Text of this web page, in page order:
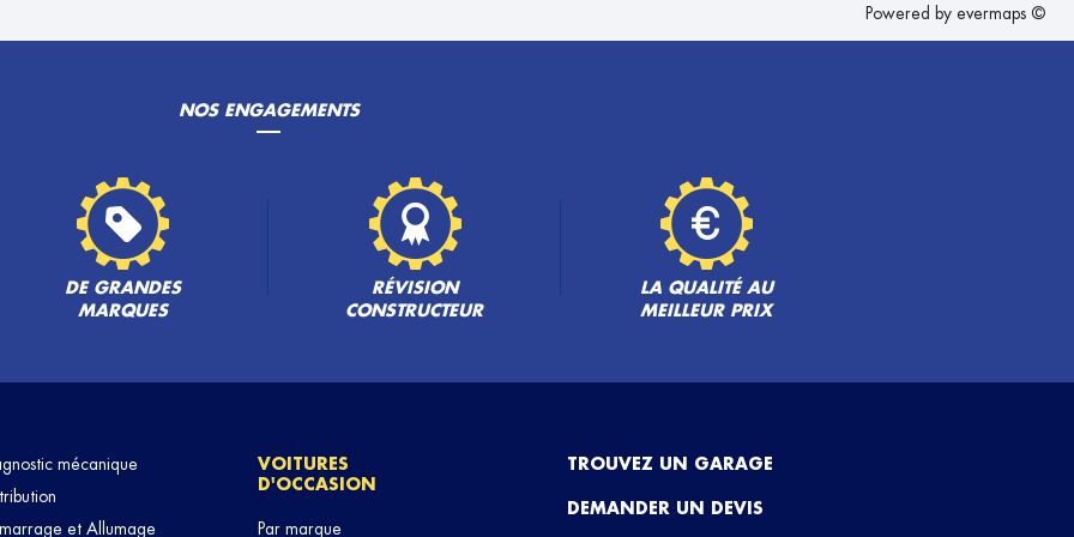
Powered by evermaps ©
NOS ENGAGEMENTS
DE GRANDES
MARQUES
RÉVISION
CONSTRUCTEUR
LA QUALITÉ AU
MEILLEUR PRIX
mécanique
et Allumage
VOITURES
D'OCCASION
Par marque
TROUVEZ UN GARAGE
DEMANDER UN DEVIS